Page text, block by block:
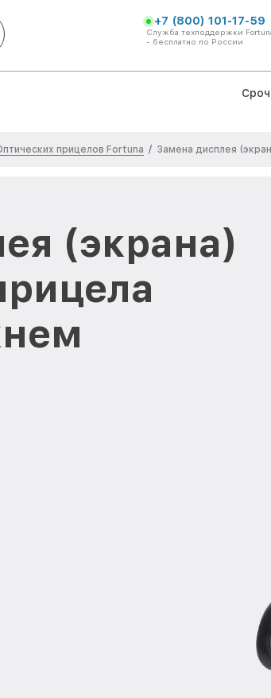
+7 (800) 101-17-59
Служба техподдержки
- бесплатно по России
прицелов Fortuna / Замена дисплея
(экрана)